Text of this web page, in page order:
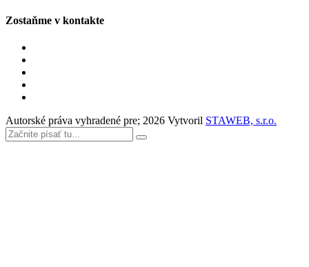
Zostaňme v kontakte
Autorské práva vyhradené pre; 2026 Vytvoril STAWEB, s.r.o.